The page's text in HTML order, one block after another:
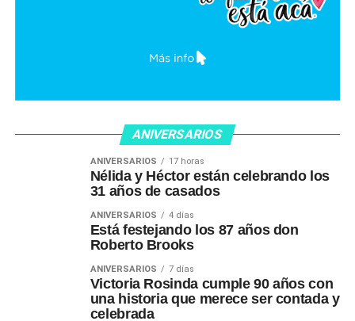
ANIVERSARIOS
ANIVERSARIOS 17 horas
Nélida y Héctor están celebrando los
31 años de casados
ANIVERSARIOS 4 días
Está festejando los 87 años don
Roberto Brooks
ANIVERSARIOS 7 días
Victoria Rosinda cumple 90 años con
una historia que merece ser contada y
celebrada